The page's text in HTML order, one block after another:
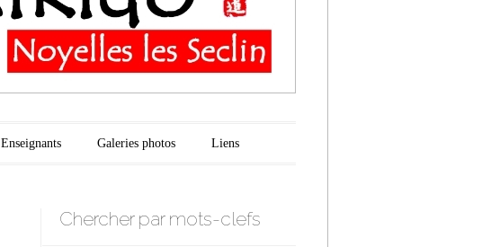
Enseignants Galeries photos Liens
Chercher par mots-clefs